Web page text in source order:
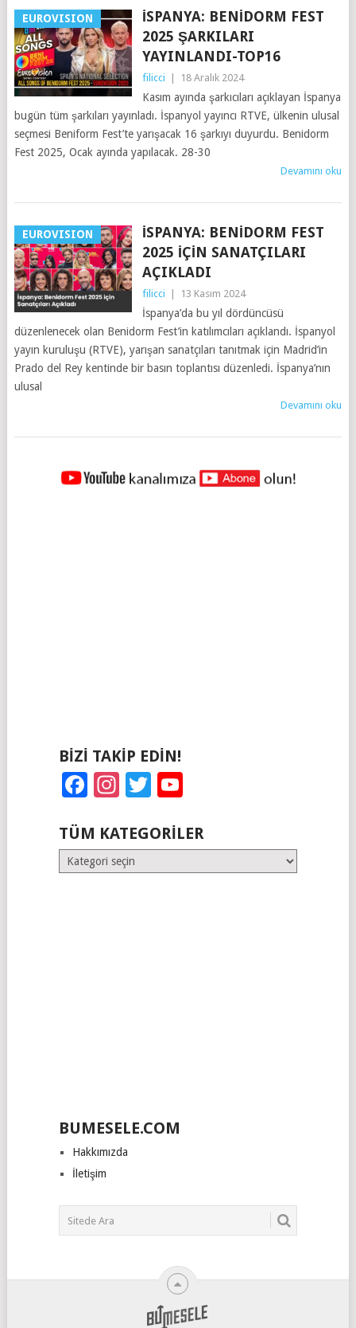
EUROVISION
İSPANYA: BENIDORM FEST
2025 ŞARKILARI
YAYINLANDI-TOP16
filicci 18 Aralık 2024
Kasım ayında şarkıcıları açıklayan İspanya
bugün tüm şarkıları yayınladı. İspanyol yayıncı RTVE, ülkenin ulusal
seçmesi Beniform Fest’te yarışacak 16 şarkıyı duyurdu. Benidorm
Fest 2025, Ocak ayında yapılacak. 28-30
Devamını oku
EUROVISION
İSPANYA: BENIDORM FEST
2025 IÇIN SANATÇILARI
AÇIKLADI
filicci 13 Kasım 2024
İspanya’da bu yıl dördüncüsü
düzenlenecek olan Benidorm Fest’in katılımcıları açıklandı. İspanyol
yayın kuruluşu (RTVE), yarışan sanatçıları tanıtmak için Madrid’in
Prado del Rey kentinde bir basın toplantısı düzenledi. İspanya’nın
ulusal
Devamını oku
YAZILAR
BIZI TAKIP EDIN!
Facebook
Instagram
Twitter
TÜM KATEGORILER
Tüm
Kategoriler
BUMESELE.COM
Hakkımızda
İletişim